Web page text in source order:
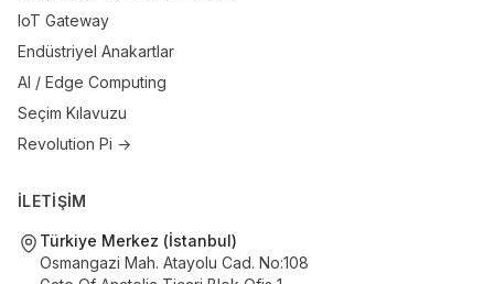
IoT Gateway
Endüstriyel Anakartlar
AI / Edge Computing
Seçim Kılavuzu
Revolution Pi →
İLETİŞİM
Türkiye Merkez (İstanbul)
Osmangazi Mah. Atayolu Cad. No:108